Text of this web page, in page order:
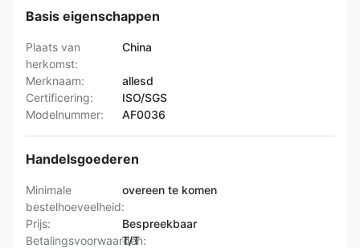
Basis eigenschappen
Plaats van
herkomst:
China
Merknaam:
allesd
Certificering:
ISO/SGS
Modelnummer:
AF0036
Handelsgoederen
Minimale
bestelhoeveelheid:
overeen te komen
Prijs:
Bespreekbaar
Betalingsvoorwaarden:
T/T